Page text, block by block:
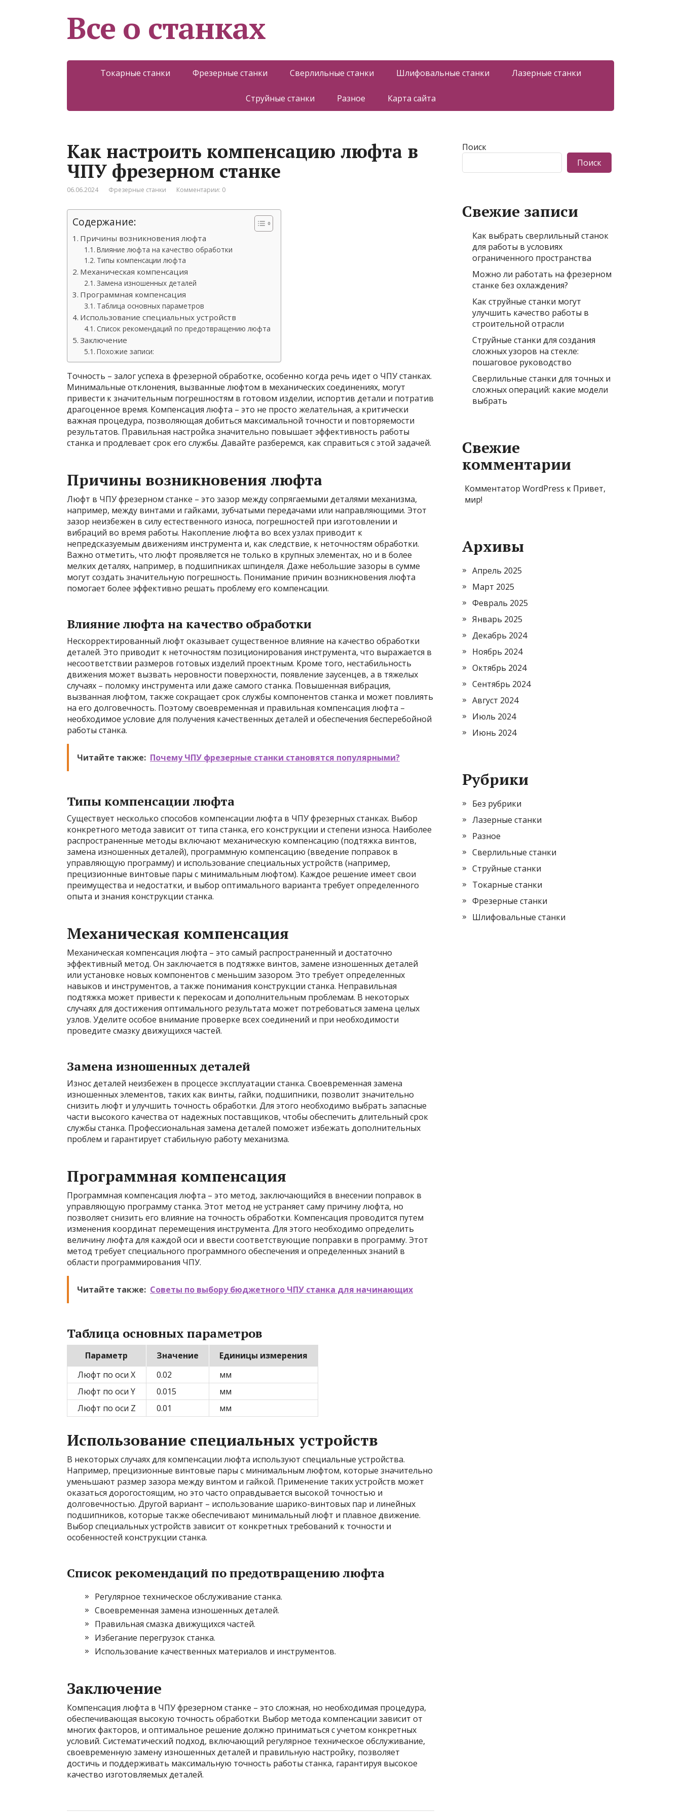
Все о станках
Токарные станки Фрезерные станки Сверлильные станки Шлифовальные станки Лазерные станки
Струйные станки Разное Карта сайта
Как настроить компенсацию люфта в
ЧПУ фрезерном станке
06.06.2024 Фрезерные станки Комментарии: 0
Содержание:
Причины возникновения люфта
Влияние люфта на качество обработки
Типы компенсации люфта
Механическая компенсация
Замена изношенных деталей
Программная компенсация
Таблица основных параметров
Использование специальных устройств
Список рекомендаций по предотвращению люфта
Заключение
Похожие записи:
Точность – залог успеха в фрезерной обработке, особенно когда речь идет о ЧПУ станках.
Минимальные отклонения, вызванные люфтом в механических соединениях, могут
привести к значительным погрешностям в готовом изделии, испортив детали и потратив
драгоценное время. Компенсация люфта – это не просто желательная, а критически
важная процедура, позволяющая добиться максимальной точности и повторяемости
результатов. Правильная настройка значительно повышает эффективность работы
станка и продлевает срок его службы. Давайте разберемся, как справиться с этой задачей.
Причины возникновения люфта
Люфт в ЧПУ фрезерном станке – это зазор между сопрягаемыми деталями механизма,
например, между винтами и гайками, зубчатыми передачами или направляющими. Этот
зазор неизбежен в силу естественного износа, погрешностей при изготовлении и
вибраций во время работы. Накопление люфта во всех узлах приводит к
непредсказуемым движениям инструмента и, как следствие, к неточностям обработки.
Важно отметить, что люфт проявляется не только в крупных элементах, но и в более
мелких деталях, например, в подшипниках шпинделя. Даже небольшие зазоры в сумме
могут создать значительную погрешность. Понимание причин возникновения люфта
помогает более эффективно решать проблему его компенсации.
Влияние люфта на качество обработки
Нескорректированный люфт оказывает существенное влияние на качество обработки
деталей. Это приводит к неточностям позиционирования инструмента, что выражается в
несоответствии размеров готовых изделий проектным. Кроме того, нестабильность
движения может вызвать неровности поверхности, появление заусенцев, а в тяжелых
случаях – поломку инструмента или даже самого станка. Повышенная вибрация,
вызванная люфтом, также сокращает срок службы компонентов станка и может повлиять
на его долговечность. Поэтому своевременная и правильная компенсация люфта –
необходимое условие для получения качественных деталей и обеспечения бесперебойной
работы станка.
Читайте также: Почему ЧПУ фрезерные станки становятся популярными?
Типы компенсации люфта
Существует несколько способов компенсации люфта в ЧПУ фрезерных станках. Выбор
конкретного метода зависит от типа станка, его конструкции и степени износа. Наиболее
распространенные методы включают механическую компенсацию (подтяжка винтов,
замена изношенных деталей), программную компенсацию (введение поправок в
управляющую программу) и использование специальных устройств (например,
прецизионные винтовые пары с минимальным люфтом). Каждое решение имеет свои
преимущества и недостатки, и выбор оптимального варианта требует определенного
опыта и знания конструкции станка.
Механическая компенсация
Механическая компенсация люфта – это самый распространенный и достаточно
эффективный метод. Он заключается в подтяжке винтов, замене изношенных деталей
или установке новых компонентов с меньшим зазором. Это требует определенных
навыков и инструментов, а также понимания конструкции станка. Неправильная
подтяжка может привести к перекосам и дополнительным проблемам. В некоторых
случаях для достижения оптимального результата может потребоваться замена целых
узлов. Уделите особое внимание проверке всех соединений и при необходимости
проведите смазку движущихся частей.
Замена изношенных деталей
Износ деталей неизбежен в процессе эксплуатации станка. Своевременная замена
изношенных элементов, таких как винты, гайки, подшипники, позволит значительно
снизить люфт и улучшить точность обработки. Для этого необходимо выбрать запасные
части высокого качества от надежных поставщиков, чтобы обеспечить длительный срок
службы станка. Профессиональная замена деталей поможет избежать дополнительных
проблем и гарантирует стабильную работу механизма.
Программная компенсация
Программная компенсация люфта – это метод, заключающийся в внесении поправок в
управляющую программу станка. Этот метод не устраняет саму причину люфта, но
позволяет снизить его влияние на точность обработки. Компенсация проводится путем
изменения координат перемещения инструмента. Для этого необходимо определить
величину люфта для каждой оси и ввести соответствующие поправки в программу. Этот
метод требует специального программного обеспечения и определенных знаний в
области программирования ЧПУ.
Читайте также: Советы по выбору бюджетного ЧПУ станка для начинающих
Таблица основных параметров
Параметр Значение
Единицы измерения
Люфт по оси X
0.02
мм
Люфт по оси Y
0.015
мм
Люфт по оси Z
0.01 мм
Использование специальных устройств
В некоторых случаях для компенсации люфта используют специальные устройства.
Например, прецизионные винтовые пары с минимальным люфтом, которые значительно
уменьшают размер зазора между винтом и гайкой. Применение таких устройств может
оказаться дорогостоящим, но это часто оправдывается высокой точностью и
долговечностью. Другой вариант – использование шарико-винтовых пар и линейных
подшипников, которые также обеспечивают минимальный люфт и плавное движение.
Выбор специальных устройств зависит от конкретных требований к точности и
особенностей конструкции станка.
Список рекомендаций по предотвращению люфта
Регулярное техническое обслуживание станка.
Своевременная замена изношенных деталей.
Правильная смазка движущихся частей.
Избегание перегрузок станка.
Использование качественных материалов и инструментов.
Заключение
Компенсация люфта в ЧПУ фрезерном станке – это сложная, но необходимая процедура,
обеспечивающая высокую точность обработки. Выбор метода компенсации зависит от
многих факторов, и оптимальное решение должно приниматься с учетом конкретных
условий. Систематический подход, включающий регулярное техническое обслуживание,
своевременную замену изношенных деталей и правильную настройку, позволяет
достичь и поддерживать максимальную точность работы станка, гарантируя высокое
качество изготовляемых деталей.
Поиск
Поиск
Свежие записи
Как выбрать сверлильный станок
для работы в условиях
ограниченного пространства
Можно ли работать на фрезерном
станке без охлаждения?
Как струйные станки могут
улучшить качество работы в
строительной отрасли
Струйные станки для создания
сложных узоров на стекле:
пошаговое руководство
Сверлильные станки для точных и
сложных операций: какие модели
выбрать
Свежие
комментарии
Комментатор WordPress к Привет,
мир!
Архивы
Апрель 2025
Март 2025
Февраль 2025
Январь 2025
Декабрь 2024
Ноябрь 2024
Октябрь 2024
Сентябрь 2024
Август 2024
Июль 2024
Июнь 2024
Рубрики
Без рубрики
Лазерные станки
Разное
Сверлильные станки
Струйные станки
Токарные станки
Фрезерные станки
Шлифовальные станки